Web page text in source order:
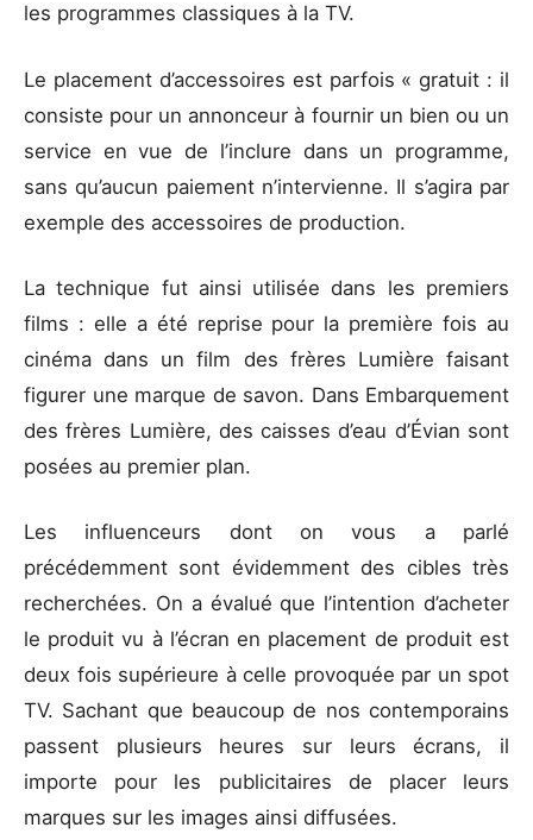
les programmes classiques à la TV.
Le placement d’accessoires est parfois « gratuit : il
consiste pour un annonceur à fournir un bien ou un
service en vue de l’inclure dans un programme,
sans qu’aucun paiement n’intervienne. Il s’agira par
exemple des accessoires de production.
La technique fut ainsi utilisée dans les premiers
films : elle a été reprise pour la première fois au
cinéma dans un film des frères Lumière faisant
figurer une marque de savon. Dans Embarquement
des frères Lumière, des caisses d’eau d’Évian sont
posées au premier plan.
Les influenceurs dont on vous a parlé
précédemment sont évidemment des cibles très
recherchées. On a évalué que l’intention d’acheter
le produit vu à l’écran en placement de produit est
deux fois supérieure à celle provoquée par un spot
TV. Sachant que beaucoup de nos contemporains
passent plusieurs heures sur leurs écrans, il
importe pour les publicitaires de placer leurs
marques sur les images ainsi diffusées.